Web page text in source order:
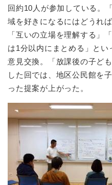
回約10人が参加している。
域を好きになるにはどうれ
「互いの立場を理解する」
は1分以内にまとめる」と
意見交換。「放課後の子ど
した回では、地区公民館を
った提案が上がった。